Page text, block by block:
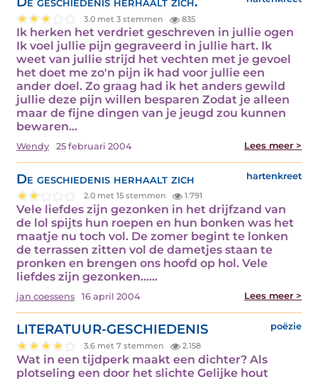
3.0 met 3 stemmen 835
Ik herken het verdriet geschreven in jullie ogen
Ik voel jullie pijn gegraveerd in jullie hart. Ik
weet van jullie strijd het vechten met je gevoel
het doet me zo'n pijn ik had voor jullie een
ander doel. Zo graag had ik het anders gewild
jullie deze pijn willen besparen Zodat je alleen
maar de fijne dingen van je jeugd zou kunnen
bewaren…
Wendy 25 februari 2004 Lees meer >
De geschiedenis herhaalt zich hartenkreet
2.0 met 15 stemmen 1.791
Vele liefdes zijn gezonken in het drijfzand van
de lol spijts hun roepen en hun bonken was het
maatje nu toch vol. De zomer begint te lonken
de terrassen zitten vol de dametjes staan te
pronken en brengen ons hoofd op hol. Vele
liefdes zijn gezonken...…
jan coessens 16 april 2004 Lees meer >
LITERATUUR-GESCHIEDENIS poëzie
3.6 met 7 stemmen 2.158
Wat in een tijdperk maakt een dichter? Als
plotseling een door het slichte Gelijke hout